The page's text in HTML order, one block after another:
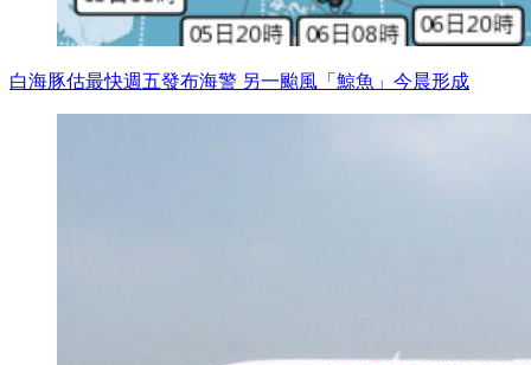
白海豚估最快週五發布海警 另一颱風「鯨魚」今晨形成